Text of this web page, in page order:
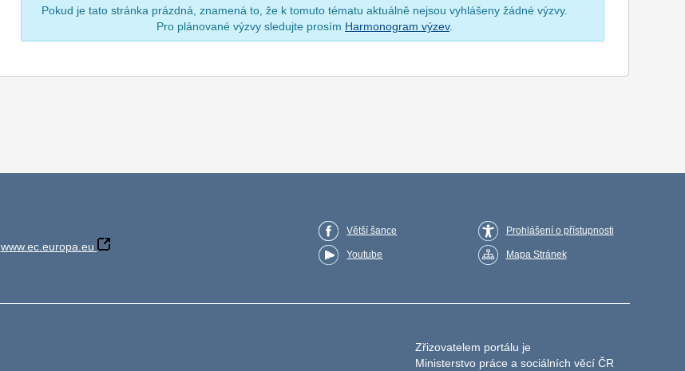
Pokud je tato stránka prázdná, znamená to, že k tomuto tématu aktuálně nejsou vyhlášeny žádné výzvy.
Pro plánované výzvy sledujte prosím Harmonogram výzev.
www.ec.europa.eu
Větší šance
Youtube
Prohlášení o přístupnosti
Mapa Stránek
Zřizovatelem portálu je
Ministerstvo práce a sociálních věcí ČR